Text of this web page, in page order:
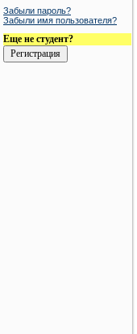
Забыли пароль?
Забыли имя пользователя?
Еще не студент?